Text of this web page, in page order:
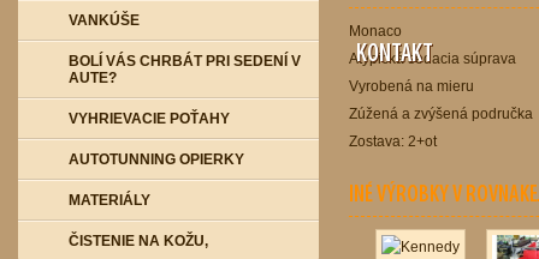
KONTAKT
VANKÚŠE
BOLÍ VÁS CHRBÁT PRI SEDENÍ V
AUTE?
VYHRIEVACIE POŤAHY
AUTOTUNNING OPIERKY
MATERIÁLY
ČISTENIE NA KOŽU,
Monaco
Atypická sedacia súprava
Vyrobená na mieru
Zúžená a zvýšená područka
Zostava: 2+ot
INÉ VÝROBKY V